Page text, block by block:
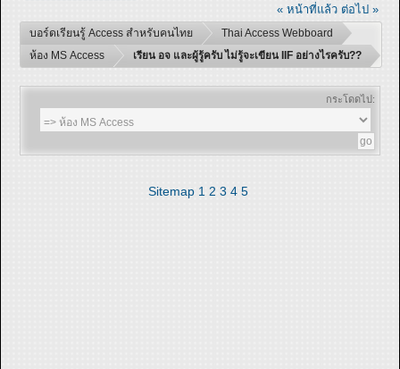
« หน้าที่แล้ว ต่อไป »
บอร์ดเรียนรู้ Access สำหรับคนไทย
Thai Access Webboard
ห้อง MS Access
เรียน อจ และผู้รู้ครับ ไม่รู้จะเขียน IIF อย่างไรครับ??
กระโดดไป:
Sitemap 1 2 3 4 5